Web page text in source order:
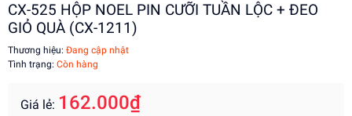
CX-525 HỘP NOEL PIN CƯỠI TUẦN LỘC + ĐEO
GIỎ QUÀ (CX-1211)
Thương hiệu: Đang cập nhật
Tình trạng: Còn hàng
Giá lẻ: 162.000₫